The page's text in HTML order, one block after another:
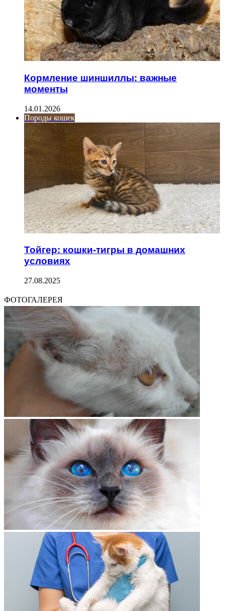
Кормление шиншиллы: важные
моменты
14.01.2026
Породы кошек
Тойгер: кошки-тигры в домашних
условиях
27.08.2025
ФОТОГАЛЕРЕЯ